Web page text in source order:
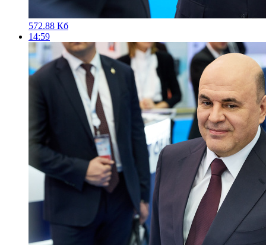
572.88 Кб
14:59